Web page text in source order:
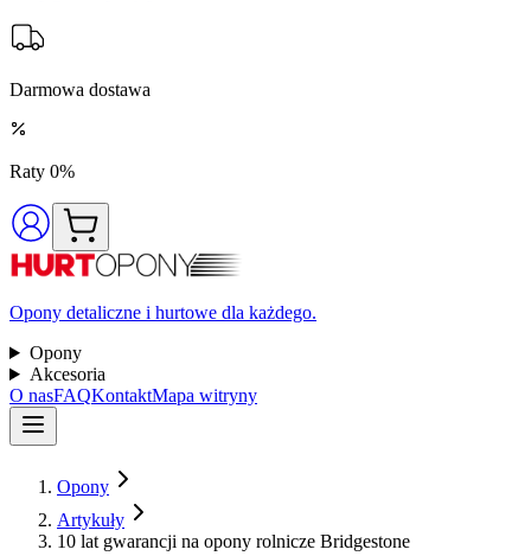
Darmowa dostawa
Raty 0%
Opony detaliczne i hurtowe dla każdego.
Opony
Akcesoria
O nasFAQKontaktMapa witryny
Opony
Artykuły
10 lat gwarancji na opony rolnicze Bridgestone